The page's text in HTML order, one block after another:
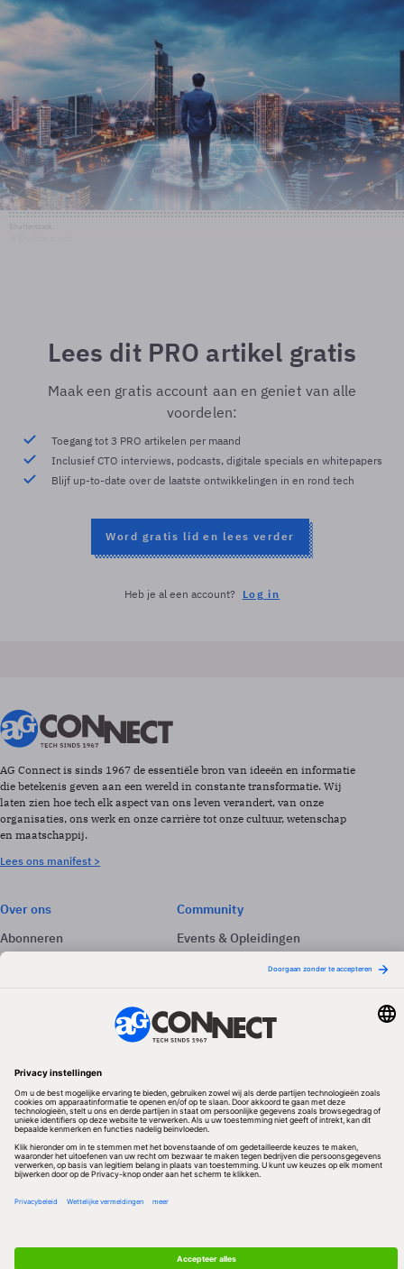
Lees dit PRO artikel gratis
Maak een gratis account aan en geniet van alle
voordelen:
Toegang tot 3 PRO artikelen per maand
Inclusief CTO interviews, podcasts, digitale specials en whitepapers
Blijf up-to-date over de laatste ontwikkelingen in en rond tech
Word gratis lid en lees verder
Heb je al een account? Log in
AG Connect is sinds 1967 de essentiële bron van ideeën en informatie
die betekenis geven aan een wereld in constante transformatie. Wij
laten zien hoe tech elk aspect van ons leven verandert, van onze
organisaties, ons werk en onze carrière tot onze cultuur, wetenschap
en maatschappij.
Lees ons manifest >
Over ons
Abonneren
Adverteren
Community
Events & Opleidingen
Volg ons
Redactionele partner
Algemene Voorwaarden & Copyrights